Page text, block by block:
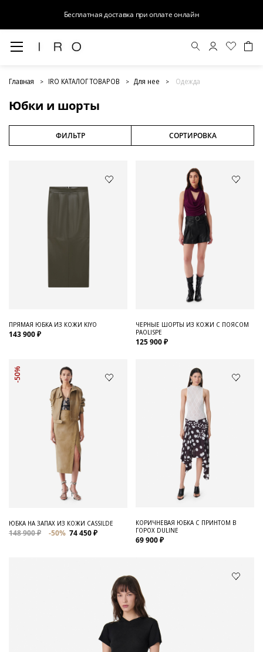
Бесплатная доставка при оплате онлайн
Главная IRO КАТАЛОГ ТОВАРОВ Для нее Одежда
Юбки и шорты
ФИЛЬТР СОРТИРОВКА
ПРЯМАЯ ЮБКА ИЗ КОЖИ KIYO
143 900 ₽
ЧЕРНЫЕ ШОРТЫ ИЗ КОЖИ С ПОЯСОМ
PAOLISPE
125 900 ₽
-50%
ЮБКА НА ЗАПАХ ИЗ КОЖИ CASSILDE
148 900 ₽ -50% 74 450 ₽
КОРИЧНЕВАЯ ЮБКА С ПРИНТОМ В
ГОРОХ DULINE
69 900 ₽